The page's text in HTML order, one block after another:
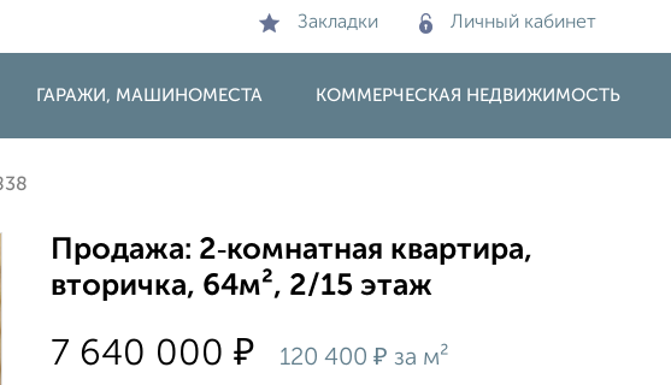
Закладки Личный кабинет
ГАРАЖИ, МАШИНОМЕСТА КОММЕРЧЕСКАЯ НЕДВИЖИМОСТЬ
Продажа: 2‑комнатная квартира,
вторичка, 64м², 2/15 этаж
7 640 000₽ 120 400₽ за м²